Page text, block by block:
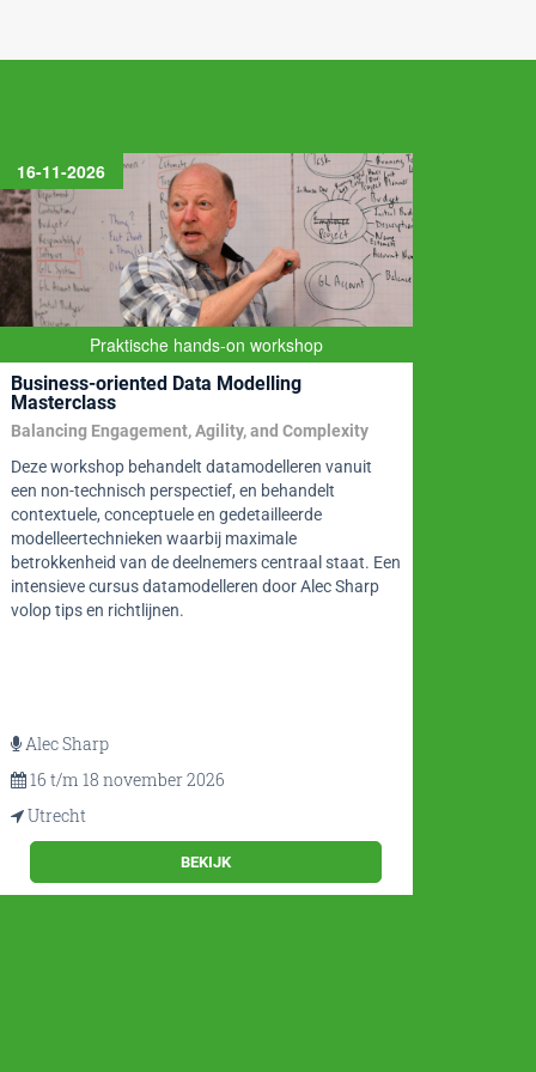
16-11-2026
Praktische hands-on workshop
Business-oriented Data Modelling
Masterclass
Balancing Engagement, Agility, and Complexity
Deze workshop behandelt datamodelleren vanuit
een non-technisch perspectief, en behandelt
contextuele, conceptuele en gedetailleerde
modelleertechnieken waarbij maximale
betrokkenheid van de deelnemers centraal staat. Een
intensieve cursus datamodelleren door Alec Sharp
volop tips en richtlijnen.
Alec Sharp
16 t/m 18 november 2026
Utrecht
BEKIJK